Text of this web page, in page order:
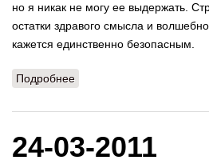
но я никак не могу ее выдержать.
остатки здравого смысла и
кажется единственно безопасным.
Подробнее
24-03-2011